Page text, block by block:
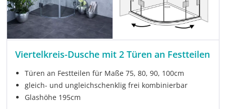
Viertelkreis-Dusche mit 2 Türen an Festteilen
Türen an Festteilen für Maße 75, 80, 90, 100cm
gleich- und ungleichschenklig frei kombinierbar
Glashöhe 195cm